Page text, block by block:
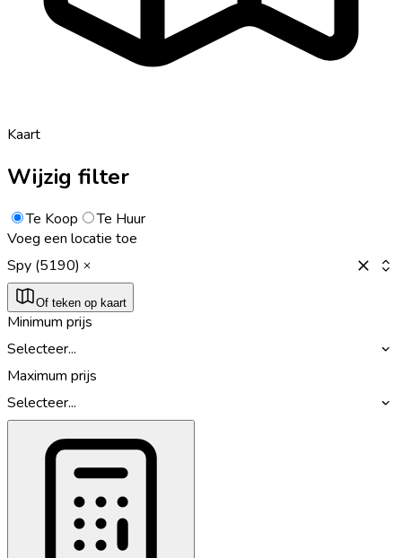
Kaart
Wijzig filter
Te Koop
Te Huur
Voeg een locatie toe
Spy (5190)
Of teken op kaart
Minimum prijs
Selecteer...
Maximum prijs
Selecteer...